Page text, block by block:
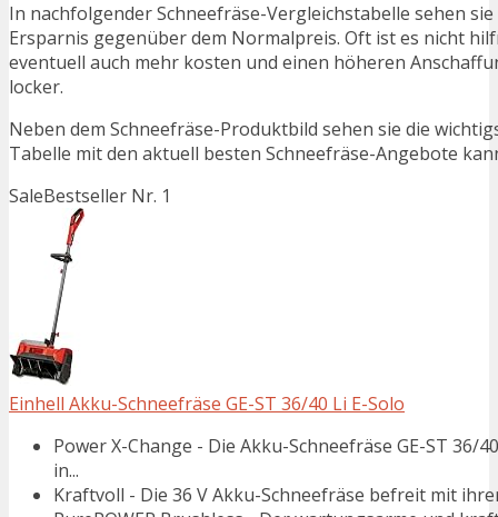
In nachfolgender Schneefräse-Vergleichstabelle sehen
Ersparnis gegenüber dem Normalpreis. Oft ist es nicht
eventuell auch mehr kosten und einen höheren
locker.
Neben dem Schneefräse-Produktbild sehen sie die
Tabelle mit den aktuell besten Schneefräse-Angebote
SaleBestseller Nr. 1
Einhell Akku-Schneefräse GE-ST 36/40 Li E-Solo
Power X-Change - Die Akku-Schneefräse GE-ST 36/
in...
Kraftvoll - Die 36 V Akku-Schneefräse befreit mit